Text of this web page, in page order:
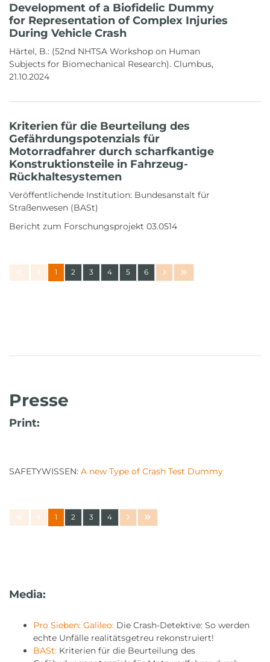
Development of a Biofidelic Dummy
for Representation of Complex Injuries
During Vehicle Crash
Härtel, B.: (52nd NHTSA Workshop on Human
Subjects for Biomechanical Research). Clumbus,
21.10.2024
Kriterien für die Beurteilung des
Gefährdungspotenzials für
Motorradfahrer durch scharfkantige
Konstruktionsteile in Fahrzeug-
Rückhaltesystemen
Veröffentlichende Institution: Bundesanstalt für
Straßenwesen (BASt)
Bericht zum Forschungsprojekt 03.0514
1 2 3 4 5 6
Presse
Print:
SAFETYWISSEN: A new Type of Crash Test Dummy
1 2 3 4
Media:
Pro Sieben: Galileo: Die Crash-Detektive: So werden
echte Unfälle realitätsgetreu rekonstruiert!
BASt: Kriterien für die Beurteilung des